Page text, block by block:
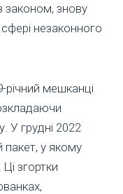
законом, знову
незаконного
річний мешканці
У грудні 2022
пакет, у якому
згортки